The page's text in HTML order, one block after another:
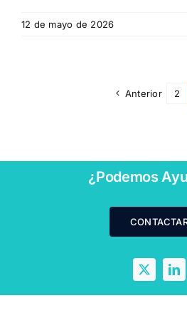
12 de mayo de 2026
Anterior 2
¿Podemos